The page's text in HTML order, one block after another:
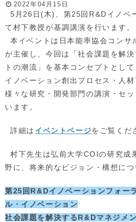
2022年04月15日
5月26日(木)、第25回R&Dイノベ
て村下教授が基調講演を行います。
本イベントは日本能率協会コンサ
が主催し、今回は「社会課題を解
トの潮流」を基本コンセプトとし
イノベーション創出プロセス・人材
様々な研究・開発部門の講演・セ
います。
詳細は イベントページをご覧くだ
村下先生は弘前大学COIの研究成
野に、将来的なビジョン・構想につ
第25回R&Dイノベーションフォー
ル・イノベーション
社会課題を解決するR&Dマネジメ